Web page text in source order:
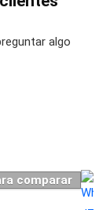
algo
comparar